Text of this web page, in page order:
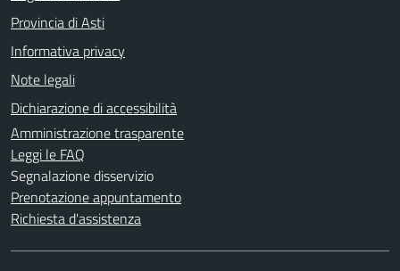
Provincia di Asti
Informativa privacy
Note legali
Dichiarazione di accessibilità
Amministrazione trasparente
Leggi le FAQ
Segnalazione disservizio
Prenotazione appuntamento
Richiesta d'assistenza